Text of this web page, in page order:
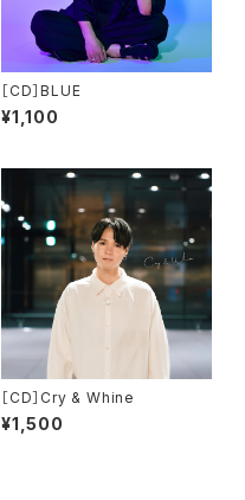
［CD］BLUE
¥1,100
［CD］Cry & Whine
¥1,500